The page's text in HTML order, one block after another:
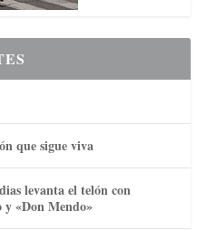
que sigue viva
levanta el telón con
«Don Mendo»